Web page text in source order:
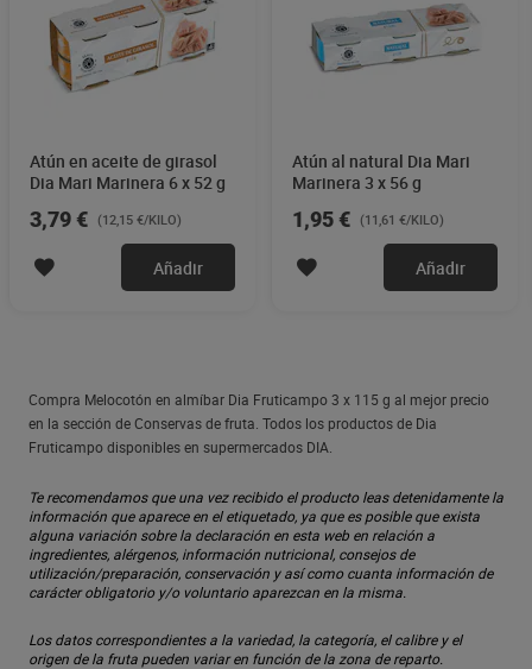
Atún en aceite de girasol
Dia Mari Marinera 6 x 52 g
3,79 € (12,15 €/KILO)
Añadir
Atún al natural Dia Mari
Marinera 3 x 56 g
1,95 € (11,61 €/KILO)
Añadir
Compra Melocotón en almíbar Dia Fruticampo 3 x 115 g al mejor precio
en la sección de Conservas de fruta. Todos los productos de Dia
Fruticampo disponibles en supermercados DIA.
Te recomendamos que una vez recibido el producto leas detenidamente la
información que aparece en el etiquetado, ya que es posible que exista
alguna variación sobre la declaración en esta web en relación a
ingredientes, alérgenos, información nutricional, consejos de
utilización/preparación, conservación y así como cuanta información de
carácter obligatorio y/o voluntario aparezcan en la misma.
Los datos correspondientes a la variedad, la categoría, el calibre y el
origen de la fruta pueden variar en función de la zona de reparto.